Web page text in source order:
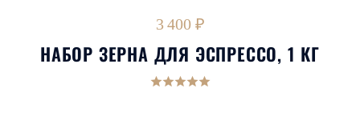
3 400 ₽
НАБОР ЗЕРНА ДЛЯ ЭСПРЕССО, 1 КГ